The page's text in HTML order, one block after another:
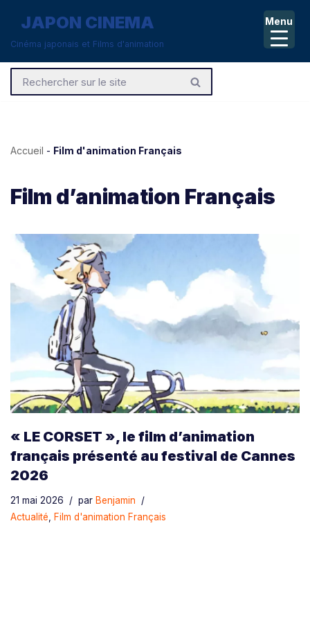
Aller
contenu
JAPON CINEMA
Cinéma japonais et Films d'animation
Accueil - Film d'animation Français
Film d’animation Français
« LE CORSET », le film d’animation
français présenté au festival de Cannes
2026
21 mai 2026 par Benjamin
Actualité
Film d'animation Français
Menu